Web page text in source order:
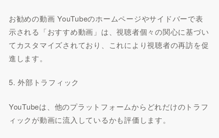
お勧めの動画 YouTubeのホームページやサイドバーで表
示される「おすすめ動画」は、視聴者個々の関心に基づい
てカスタマイズされており、これにより視聴者の再訪を促
進します。
5. 外部トラフィック
YouTubeは、他のプラットフォームからどれだけのトラフ
ィックが動画に流入しているかも評価します。